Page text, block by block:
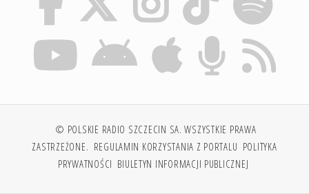
© POLSKIE RADIO SZCZECIN SA. WSZYSTKIE PRAWA
ZASTRZEŻONE. REGULAMIN KORZYSTANIA Z PORTALU POLITYKA
PRYWATNOŚCI BIULETYN INFORMACJI PUBLICZNEJ